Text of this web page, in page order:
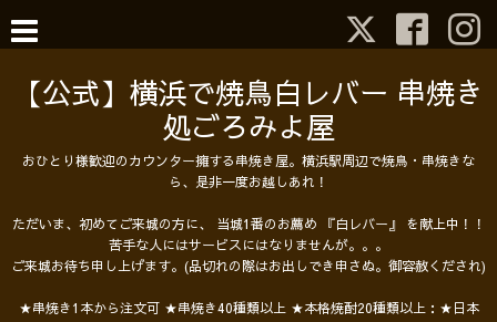
【公式】横浜で焼鳥白レバー 串焼き
処ごろみよ屋
おひとり様歓迎のカウンター擁する串焼き屋。横浜駅周辺で焼鳥・串焼きな
ら、是非一度お越しあれ！
ただいま、初めてご来城の方に、 当城1番のお薦め 『白レバー』 を献上中！！
苦手な人にはサービスにはなりませんが。。。
ご来城お待ち申し上げます。(品切れの際はお出しでき申さぬ。御容赦くだされ)
★串焼き1本から注文可 ★串焼き40種類以上 ★本格焼酎20種類以上：★日本